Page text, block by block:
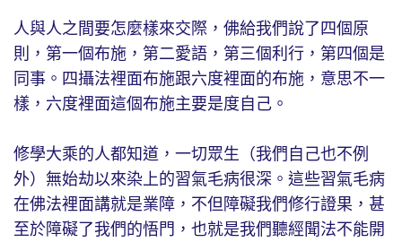
人與人之間要怎麼樣來交際，佛給我們說了四個原
則，第一個布施，第二愛語，第三個利行，第四個是
同事。四攝法裡面布施跟六度裡面的布施，意思不一
樣，六度裡面這個布施主要是度自己。
修學大乘的人都知道，一切眾生（我們自己也不例
外）無始劫以來染上的習氣毛病很深。這些習氣毛病
在佛法裡面講就是業障，不但障礙我們修行證果，甚
至於障礙了我們的悟門，也就是我們聽經聞法不能開